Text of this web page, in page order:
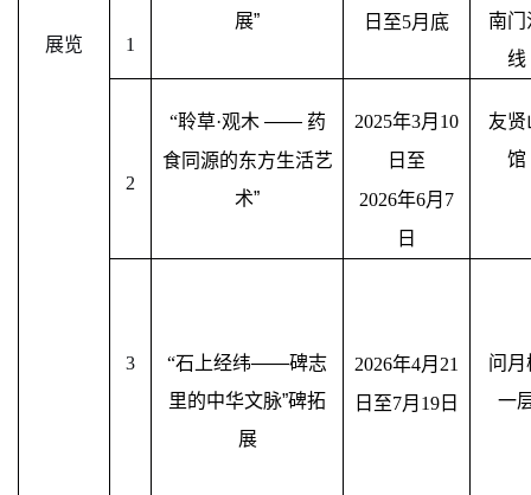
展览 1
展”
日至5月底
南门
线
2
“聆草·观木 —— 药
食同源的东方生活艺
术”
2025年3月 10
日至
2026年6月 7
日
友贤
馆
3 “石上经纬——碑志
里的中华文脉”碑拓
展
2026年4月 21
日至7月 19 日
问月
一